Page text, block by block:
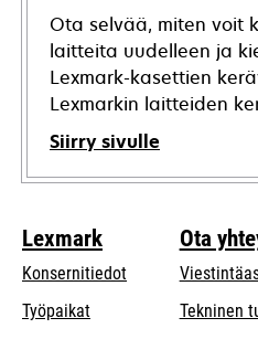
Ota selvää, miten voit
laitteita uudelleen ja
Lexmark-kasettien
Lexmarkin laitteiden
Siirry sivulle
Lexmark
Konsernitiedot
Työpaikat
Ota
Tekninen